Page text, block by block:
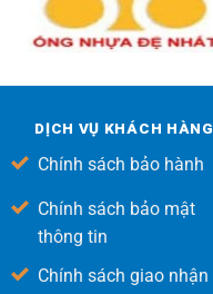
DỊCH VỤ KHÁCH HÀNG
Chính sách bảo hành
Chính sách bảo mật
thông tin
Chính sách giao nhận